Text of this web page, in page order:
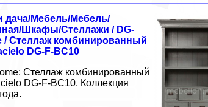
дача/Мебель/Мебель/
Шкафы/Стеллажи / DG-
/ Стеллаж комбинированный
DG-F-BC10
Стеллаж комбинированный
DG-F-BC10. Коллекция